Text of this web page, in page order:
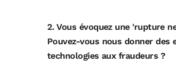
2. Vous évoquez une 'rupture
Pouvez-vous nous donner des
technologies aux fraudeurs ?